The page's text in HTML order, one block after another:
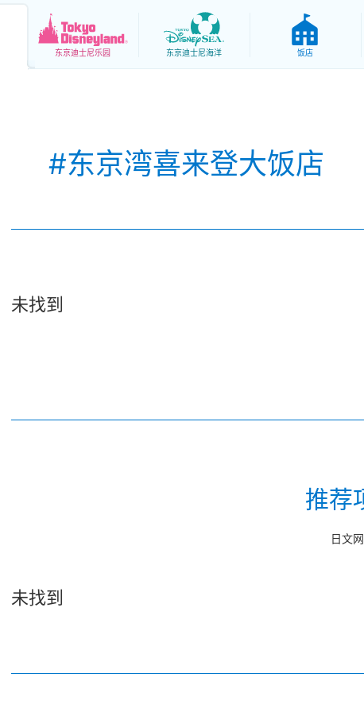
东京迪士尼乐园 东京迪士尼海洋 饭店
#东京湾喜来登大饭店
未找到
推荐
日文
未找到